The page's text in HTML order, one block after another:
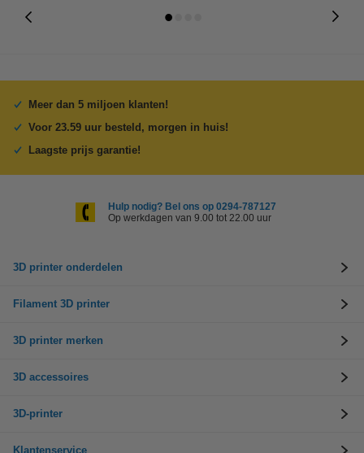
Meer dan 5 miljoen klanten!
Voor 23.59 uur besteld, morgen in huis!
Laagste prijs garantie!
Hulp nodig? Bel ons op 0294-787127
Op werkdagen van 9.00 tot 22.00 uur
3D printer onderdelen
Filament 3D printer
3D printer merken
3D accessoires
3D-printer
Klantenservice